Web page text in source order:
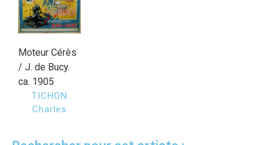
Moteur Cérès
/ J. de Bucy.
ca. 1905
TICHON
Charles